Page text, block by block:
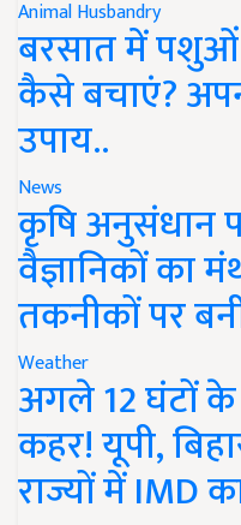
Animal Husbandry
बरसात में पशुओं
कैसे बचाएं?
उपाय..
News
कृषि अनुसंधान
वैज्ञानिकों का
तकनीकों पर
Weather
अगले 12 घंटों के
कहर! यूपी,
राज्यों में IMD